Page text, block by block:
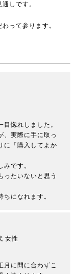
しです。
って参ります。
惚れしました。
、実際に手に取っ
に「購入してよか
です。
ったいないと思う
になれます。
女性
月に間に合わずこ